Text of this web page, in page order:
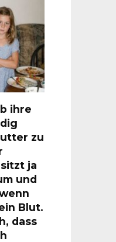
ihre
zu
ja
und
Blut.
dass